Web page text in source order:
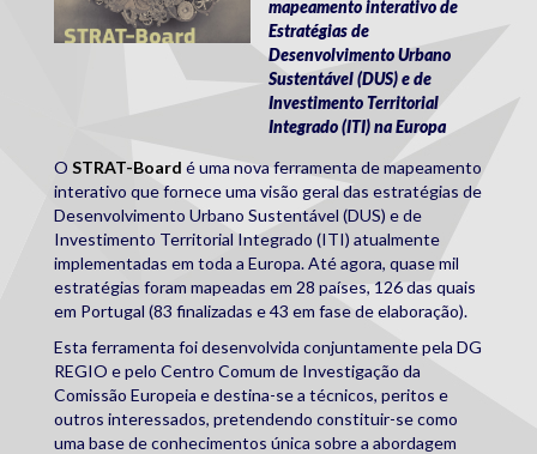
mapeamento interativo de
Estratégias de
Desenvolvimento Urbano
Sustentável (DUS) e de
Investimento Territorial
Integrado (ITI) na Europa
O STRAT-Board é uma nova ferramenta de mapeamento
interativo que fornece uma visão geral das estratégias de
Desenvolvimento Urbano Sustentável (DUS) e de
Investimento Territorial Integrado (ITI) atualmente
implementadas em toda a Europa. Até agora, quase mil
estratégias foram mapeadas em 28 países, 126 das quais
em Portugal (83 finalizadas e 43 em fase de elaboração).
Esta ferramenta foi desenvolvida conjuntamente pela DG
REGIO e pelo Centro Comum de Investigação da
Comissão Europeia e destina-se a técnicos, peritos e
outros interessados, pretendendo constituir-se como
uma base de conhecimentos única sobre a abordagem